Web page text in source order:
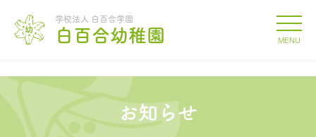
学校法人 白百合学園
白百合幼稚園 MENU
お知らせ